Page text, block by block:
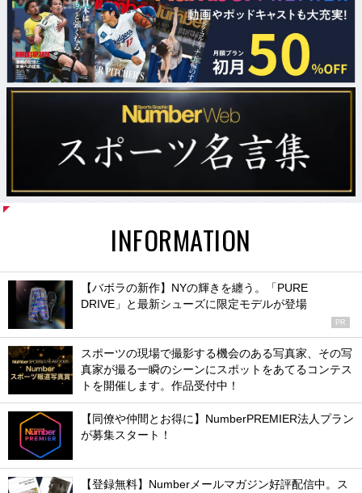
INFORMATION
【バボラの新作】NYの輝きを纏う。「PURE
DRIVE」と最新シューズに限定モデルが登場
PR
スポーツの現場で撮影する機会のある写真家、その写
真家が撮る一瞬のシーンにスポットをあてるコンテス
トを開催します。作品受付中！
【同僚や仲間とお得に】NumberPREMIER法人プラン
が募集スタート！
【登録無料】Numberメールマガジン好評配信中。ス